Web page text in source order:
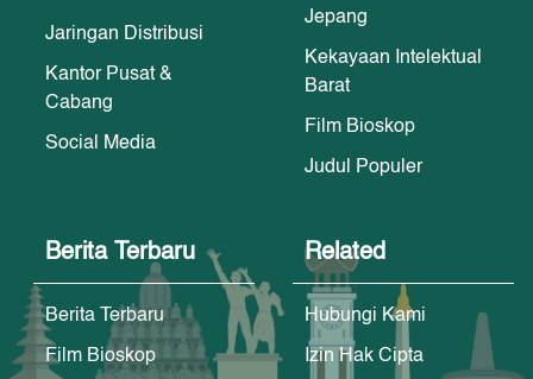
Jaringan Distribusi
Kantor Pusat &
Cabang
Social Media
Jepang
Kekayaan Intelektual
Barat
Film Bioskop
Judul Populer
Berita Terbaru
Berita Terbaru
Film Bioskop
Related
Hubungi Kami
Izin Hak Cipta